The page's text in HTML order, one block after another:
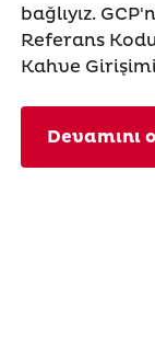
bağlıyız.
Referans
Kahve
Devamını